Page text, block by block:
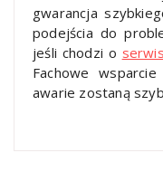
gwarancja
podejścia do
jeśli chodzi o
Fachowe
awarie zostaną